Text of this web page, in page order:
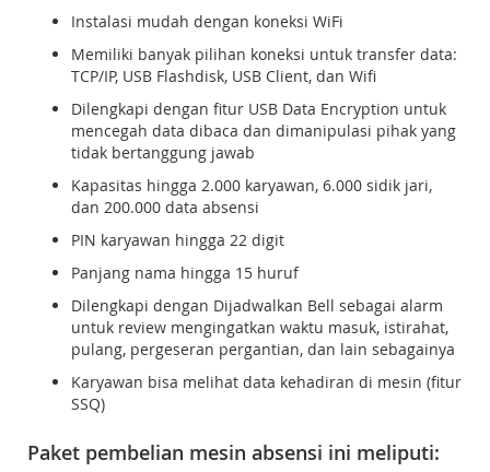
Instalasi mudah dengan koneksi WiFi
Memiliki banyak pilihan koneksi untuk transfer data:
TCP/IP, USB Flashdisk, USB Client, dan Wifi
Dilengkapi dengan fitur USB Data Encryption untuk
mencegah data dibaca dan dimanipulasi pihak yang
tidak bertanggung jawab
Kapasitas hingga 2.000 karyawan, 6.000 sidik jari,
dan 200.000 data absensi
PIN karyawan hingga 22 digit
Panjang nama hingga 15 huruf
Dilengkapi dengan Dijadwalkan Bell sebagai alarm
untuk review mengingatkan waktu masuk, istirahat,
pulang, pergeseran pergantian, dan lain sebagainya
Karyawan bisa melihat data kehadiran di mesin (fitur
SSQ)
Paket pembelian mesin absensi ini meliputi: